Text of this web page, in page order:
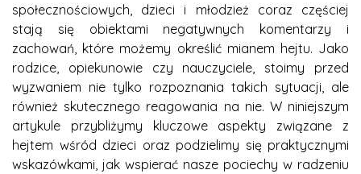
społecznościowych, dzieci i młodzież coraz częściej
stają się obiektami negatywnych komentarzy i
zachowań, które możemy określić mianem hejtu. Jako
rodzice, opiekunowie czy nauczyciele, stoimy przed
wyzwaniem nie tylko rozpoznania takich sytuacji, ale
również skutecznego reagowania na nie. W niniejszym
artykule przybliżymy kluczowe aspekty związane z
hejtem wśród dzieci oraz podzielimy się praktycznymi
wskazówkami, jak wspierać nasze pociechy w radzeniu